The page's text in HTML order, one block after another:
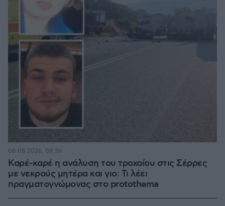
Καρέ-καρέ η ανάλυση του τροχαίου στις Σέρρες
με νεκρούς μητέρα και γιο: Τι λέει
πραγματογνώμονας στο protothema
08.08.2026, 08:36